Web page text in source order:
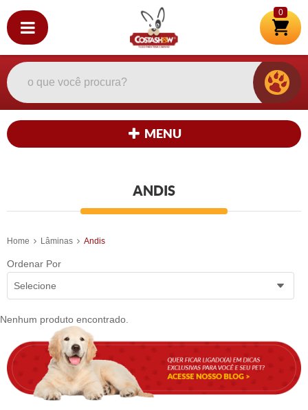
0
MENU
ANDIS
Home Lâminas Andis
Ordenar Por
Selecione
Nenhum produto encontrado.